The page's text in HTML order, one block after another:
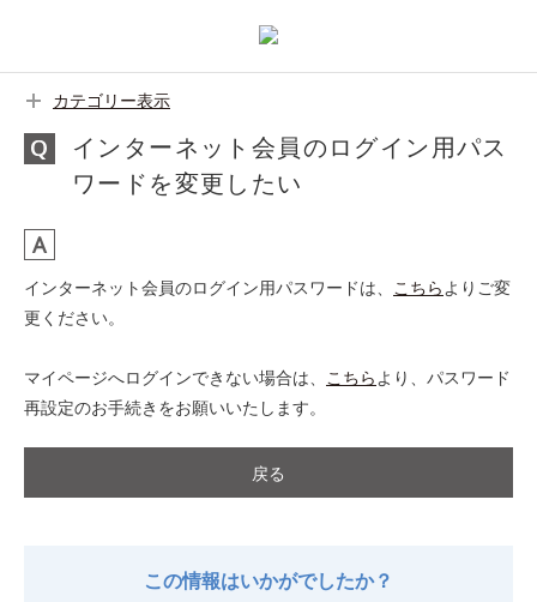
カテゴリー表示
インターネット会員のログイン用パス
ワードを変更したい
インターネット会員のログイン用パスワードは、 こちらよりご変
更ください。
マイページへログインできない場合は、 こちらより、パスワード
再設定のお手続きをお願いいたします。
戻る
この情報はいかがでしたか？